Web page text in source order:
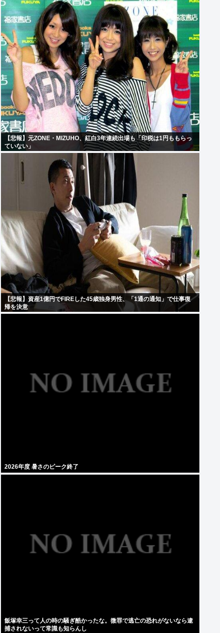
【悲報】元ZONE・MIZUHO、紅白3年連続出場も「印税は1円ももらっ
ていない」
【悲報】資産1億円でFIREした45歳独身男性、「1通の通知」で仕事復
帰を決意
2026年度 暑さのピーク終了
飯塚幸三って人の時の騒ぎ酷かったな。微罪で逃亡の恐れがないなら逮
捕されないって常識も知らんし